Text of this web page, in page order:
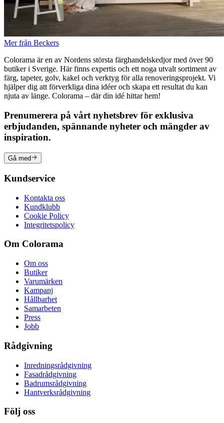
Mer från Beckers
Colorama är en av Nordens största färghandelskedjor med över 90
butiker i Sverige. Här finns expertis och ett noga utvalt sortiment av
färg, tapeter, golv, kakel och verktyg för alla renoveringsprojekt. Vi
hjälper dig att förverkliga dina idéer och skapa ett resultat du kan
njuta av länge. Colorama – där din idé hittar hem!
Prenumerera på vårt nyhetsbrev för exklusiva
erbjudanden, spännande nyheter och mängder av
inspiration.
Gå med
Kundservice
Kontakta oss
Kundklubb
Cookie Policy
Integritetspolicy
Om Colorama
Om oss
Butiker
Varumärken
Kampanj
Hållbarhet
Samarbeten
Press
Jobb
Rådgivning
Inredningsrådgivning
Fasadrådgivning
Badrumsrådgivning
Hantverksrådgivning
Följ oss